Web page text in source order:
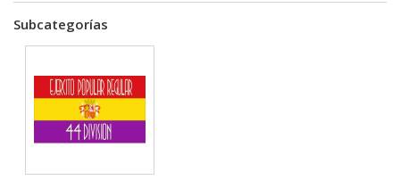
Subcategorías